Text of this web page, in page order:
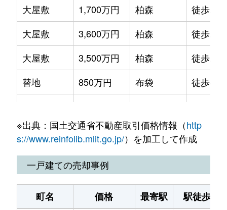
大屋敷
1,700万円 柏森
徒歩29
大屋敷
3,600万円 柏森
徒歩29
大屋敷
3,500万円 柏森
徒歩29
替地
850万円 布袋
徒歩45
替地
1,000万円 布袋
徒歩45
替地
1,300万円 布袋
徒歩45
上小口
25万円 扶桑
徒歩19
河北
360万円 扶桑
徒歩26
※出典：国土交通省不動産取引価格情報（http
s://www.reinfolib.mlit.go.jp/）を加工して作成
一戸建ての売却事例
町名 価格 最寄駅 駅徒歩